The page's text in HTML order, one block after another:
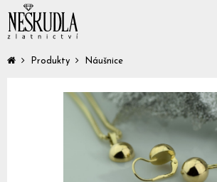
Produkty Náušnice